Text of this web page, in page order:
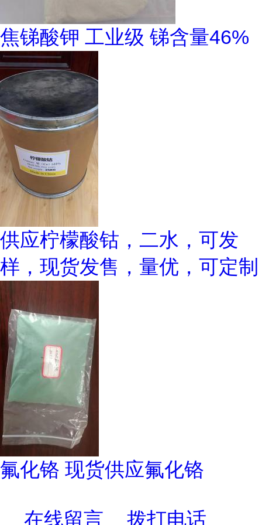
焦锑酸钾 工业级 锑含量46%
供应柠檬酸钴，二水，可发
样，现货发售，量优，可定制
氟化铬 现货供应氟化铬
在线留言 拨打电话